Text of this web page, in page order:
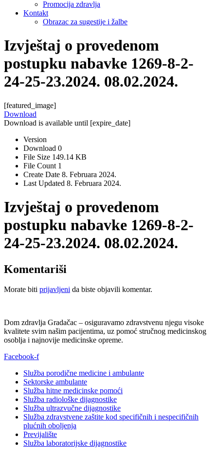
Promocija zdravlja
Kontakt
Obrazac za sugestije i žalbe
Izvještaj o provedenom
postupku nabavke 1269-8-2-
24-25-23.2024. 08.02.2024.
[featured_image]
Download
Download is available until [expire_date]
Version
Download 0
File Size 149.14 KB
File Count 1
Create Date 8. Februara 2024.
Last Updated 8. Februara 2024.
Izvještaj o provedenom
postupku nabavke 1269-8-2-
24-25-23.2024. 08.02.2024.
Komentariši
Morate biti prijavljeni da biste objavili komentar.
Dom zdravlja Gradačac – osiguravamo zdravstvenu njegu visoke
kvalitete svim našim pacijentima, uz pomoć stručnog medicinskog
osoblja i najnovije medicinske opreme.
Facebook-f
Služba porodične medicine i ambulante
Sektorske ambulante
Služba hitne medicinske pomoći
Služba radiološke dijagnostike
Služba ultrazvučne dijagnostike
Služba zdravstvene zaštite kod specifičnih i nespecifičnih
plućnih oboljenja
Previjalište
Služba laboratorijske dijagnostike